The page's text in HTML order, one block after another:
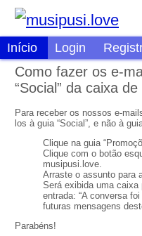
Início Login
Como fazer os e-
“Social” da caixa
Para receber os nossos e-
los à guia “Social”, e não à
Clique na guia
Clique com o botão
musipusi.love.
Arraste o assunto para
Será exibida uma caixa
entrada: “A conversa
futuras mensagens
Parabéns!